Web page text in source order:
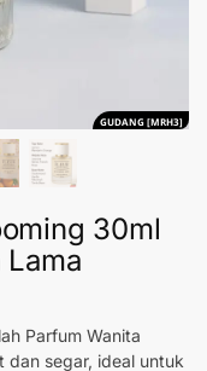
GUDANG [MRH3]
30ml
Lama
Parfum Wanita
dan segar, ideal untuk